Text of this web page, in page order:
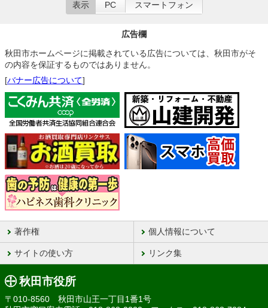
表示 PC スマートフォン
広告欄
秋田市ホームページに掲載されている広告については、秋田市がそ
の内容を保証するものではありません。
[バナー広告について]
著作権 個人情報について
サイトの使い方 リンク集
秋田市役所
〒010-8560 秋田市山王一丁目1番1号